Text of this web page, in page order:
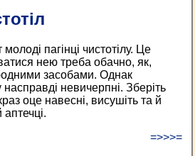
пагінці чистотілу. Це
нею треба обачно, як,
засобами. Однак
насправді невичерпні. Зберіть
оце навесні, висушіть та й
=>>>=